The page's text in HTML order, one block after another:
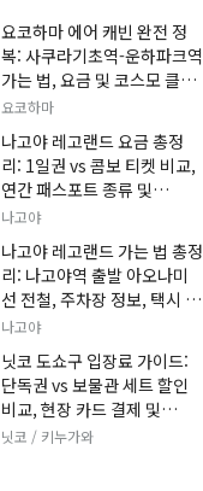
요코하마 에어 캐빈 완전 정
복: 사쿠라기초역-운하파크역
가는 법, 요금 및 코스모 클락
세트권 할인, 추천 관광 코스
총정리
요코하마
나고야 레고랜드 요금 총정
리: 1일권 vs 콤보 티켓 비교,
연간 패스포트 종류 및
KKday 온라인 사전 할인 예
매 팁
나고야
나고야 레고랜드 가는 법 총정
리: 나고야역 출발 아오나미
선 전철, 주차장 정보, 택시 요
금 및 입장권 예약 팁
나고야
닛코 도쇼구 입장료 가이드:
단독권 vs 보물관 세트 할인
비교, 현장 카드 결제 및
KKday 사전 예매 팁
닛코 / 키누가와